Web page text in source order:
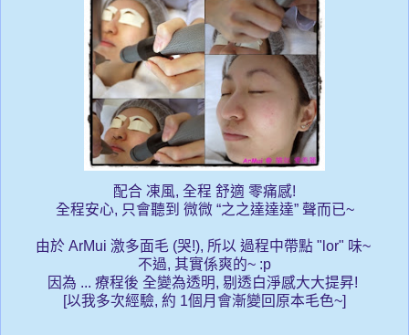
配合 凍風, 全程 舒適 零痛感!
全程安心, 只會聽到 微微 “之之達達達” 聲而已~
由於 ArMui 激多面毛 (哭!), 所以 過程中帶點 "lor" 味~
不過, 其實係爽的~ :p
因為 ... 療程後 全變為透明, 剔透白淨感大大提昇!
[以我多次經驗, 約 1個月會漸變回原本毛色~]